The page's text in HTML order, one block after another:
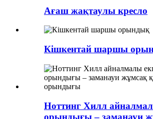
Ағаш жақтаулы кресло
Кішкентай шаршы
Ноттинг Хилл
орындығы – заманауи